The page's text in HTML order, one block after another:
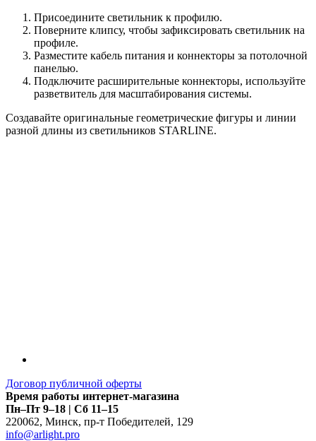
Присоедините светильник к профилю.
Поверните клипсу, чтобы зафиксировать светильник на
профиле.
Разместите кабель питания и коннекторы за потолочной
панелью.
Подключите расширительные коннекторы, используйте
разветвитель для масштабирования системы.
Создавайте оригинальные геометрические фигуры и линии
разной длины из светильников STARLINE.
Договор публичной оферты
Время работы интернет-магазина
Пн–Пт 9–18 | Сб 11–15
220062, Минск, пр-т Победителей, 129
info@arlight.pro